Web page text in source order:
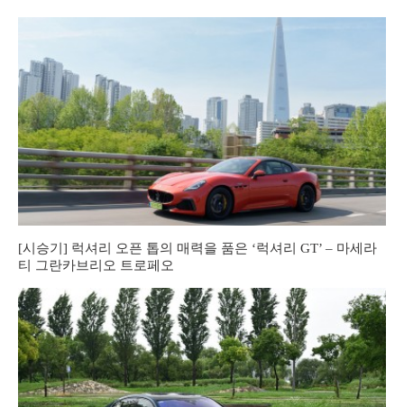
[시승기] 럭셔리 오픈 톱의 매력을 품은 ‘럭셔리 GT’ – 마세라
티 그란카브리오 트로페오